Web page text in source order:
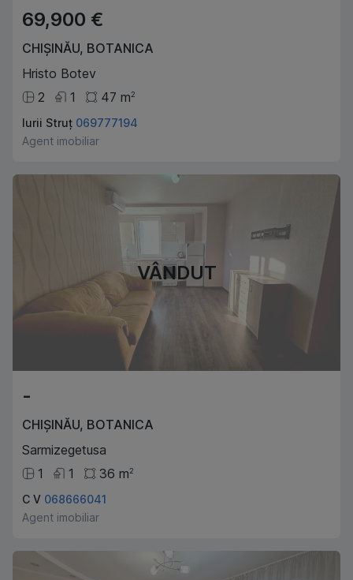
69,900 €
CHIȘINĂU, BOTANICA
Hristo Botev
2
1 47 m2
Iurii Struț 069777194
Agent imobiliar
VÂNDUT
-
CHIȘINĂU, BOTANICA
Sarmizegetusa
1
1 36 m2
C V 068666041
Agent imobiliar